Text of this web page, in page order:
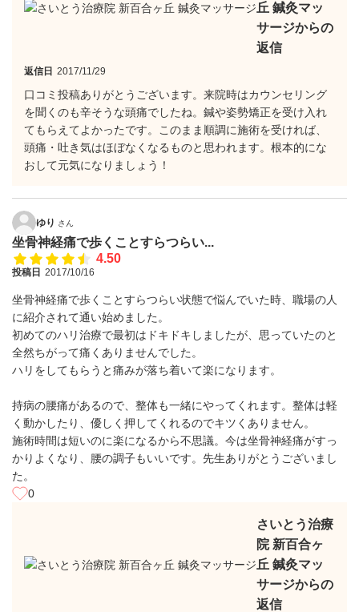
丘 鍼灸マッ
サージからの
返信
返信日 2017/11/29
口コミ投稿ありがとうございます。来院時はカウンセリング
を聞くのも辛そうな頭痛でしたね。鍼や姿勢矯正を受け入れ
てもらえてよかったです。このまま順調に施術を受ければ、
頭痛・吐き気はほぼなくなるものと思われます。根本的にな
おして元気になりましょう！
ゆり さん
坐骨神経痛で歩くことすらつらい...
4.50
投稿日 2017/10/16
坐骨神経痛で歩くことすらつらい状態で悩んでいた時、職場の人
に紹介されて通い始めました。
初めてのハリ治療で最初はドキドキしましたが、思っていたのと
全然ちがって痛くありませんでした。
ハリをしてもらうと痛みが落ち着いて楽になります。
持病の腰痛があるので、整体も一緒にやってくれます。整体は軽
く動かしたり、優しく押してくれるのでキツくありません。
施術時間は短いのに楽になるから不思議。今は坐骨神経痛がすっ
かりよくなり、腰の調子もいいです。先生ありがとうございまし
た。
0
さいとう治療
院 新百合ヶ
丘 鍼灸マッ
サージからの
返信